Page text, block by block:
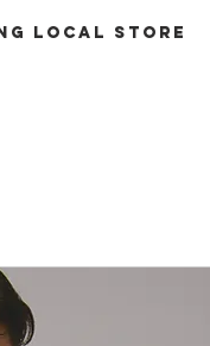
Local Store